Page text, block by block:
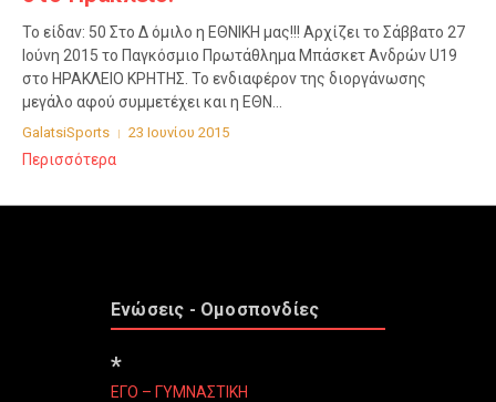
Το είδαν: 50 Στο Δ όμιλο η ΕΘΝΙΚΗ μας!!! Αρχίζει το Σάββατο 27
Ιούνη 2015 το Παγκόσμιο Πρωτάθλημα Μπάσκετ Ανδρών U19
στο ΗΡΑΚΛΕΙΟ ΚΡΗΤΗΣ. Το ενδιαφέρον της διοργάνωσης
μεγάλο αφού συμμετέχει και η ΕΘΝ...
GalatsiSports 23 Ιουνίου 2015
Περισσότερα
Ενώσεις - Ομοσπονδίες
*
ΕΓΟ – ΓΥΜΝΑΣΤΙΚΗ